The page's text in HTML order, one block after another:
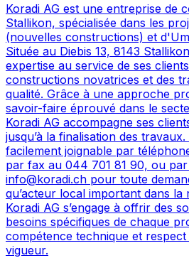
Koradi AG est une entreprise de
Stallikon, spécialisée dans les
(nouvelles constructions) et
Située au Diebis 13, 8143
expertise au service de ses
constructions novatrices et des
qualité. Grâce à une approche
savoir-faire éprouvé dans le
Koradi AG accompagne ses
jusqu’à la finalisation des travaux.
facilement joignable par
par fax au 044 701 81 90, ou par
info@koradi.ch pour toute
qu’acteur local important dans la
Koradi AG s’engage à offrir des
besoins spécifiques de chaque
compétence technique et
vigueur.